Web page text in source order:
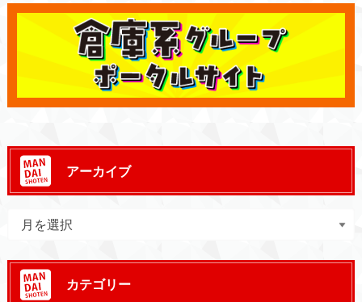
アーカイブ
カテゴリー